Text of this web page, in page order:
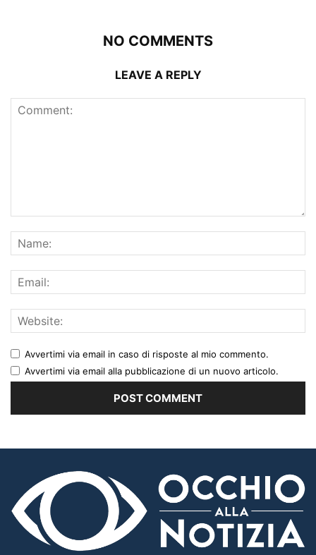
NO COMMENTS
LEAVE A REPLY
Avvertimi via email in caso di risposte al mio commento.
Avvertimi via email alla pubblicazione di un nuovo articolo.